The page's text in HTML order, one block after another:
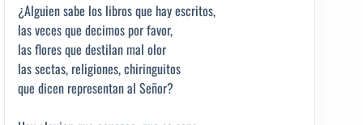
¿Alguien sabe los libros que hay escritos,
las veces que decimos por favor,
las flores que destilan mal olor
las sectas, religiones, chiringuitos
que dicen representan al Señor?